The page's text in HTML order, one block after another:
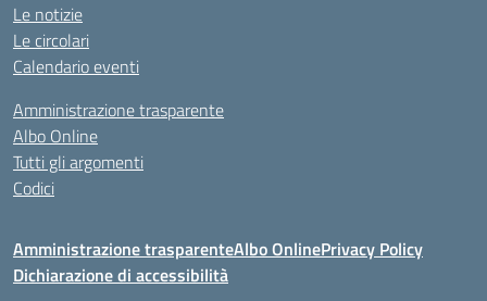
Le notizie
Le circolari
Calendario eventi
Amministrazione trasparente
Albo Online
Tutti gli argomenti
Codici
Amministrazione trasparenteAlbo OnlinePrivacy Policy
Dichiarazione di accessibilità